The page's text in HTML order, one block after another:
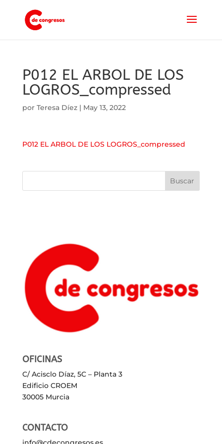
P012 EL ARBOL DE LOS
LOGROS_compressed
por Teresa Díez| May 13, 2022
P012 EL ARBOL DE LOS LOGROS_compressed
OFICINAS
C/ Acisclo Díaz, 5C – Planta 3
Edificio CROEM
30005 Murcia
CONTACTO